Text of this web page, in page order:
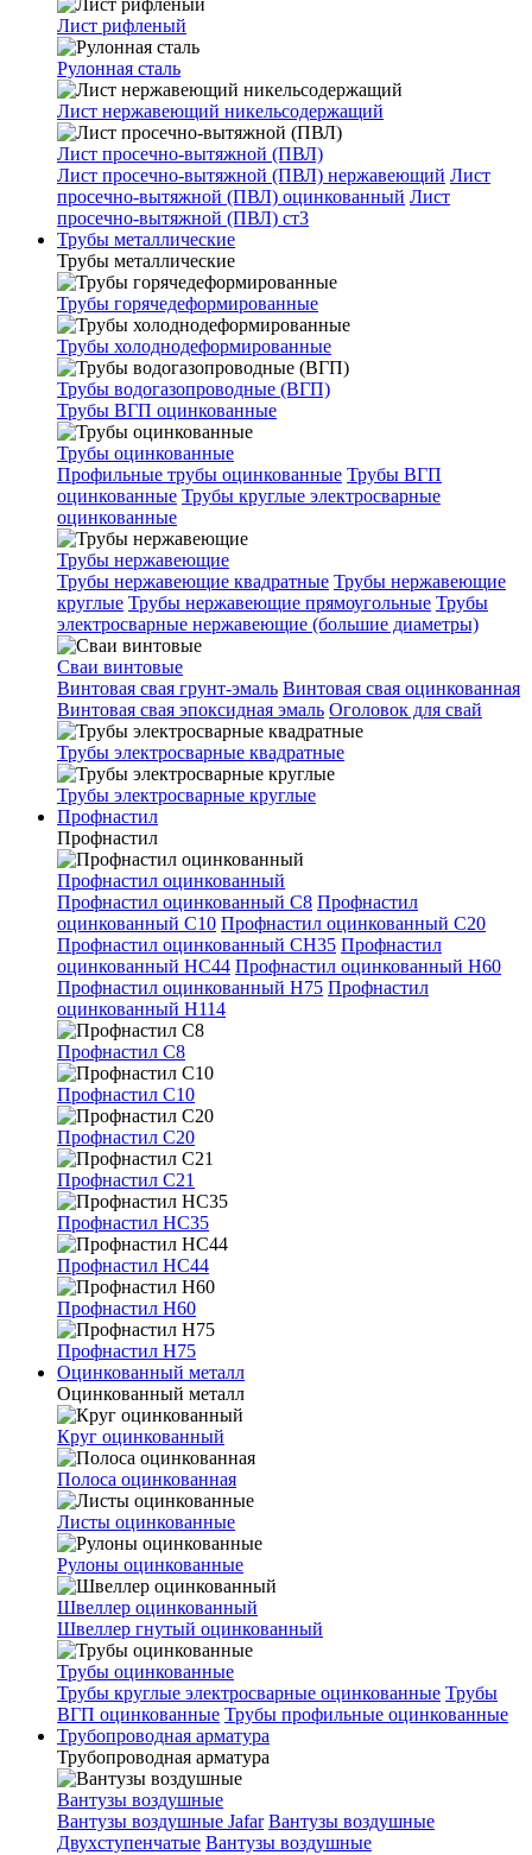
Лист рифленый
Рулонная сталь
Лист нержавеющий никельсодержащий
Лист просечно-вытяжной (ПВЛ)
Лист просечно-вытяжной (ПВЛ) нержавеющий Лист
просечно-вытяжной (ПВЛ) оцинкованный Лист
просечно-вытяжной (ПВЛ) ст3
Трубы металлические
Трубы металлические
Трубы горячедеформированные
Трубы холоднодеформированные
Трубы водогазопроводные (ВГП)
Трубы ВГП оцинкованные
Трубы оцинкованные
Профильные трубы оцинкованные Трубы ВГП
оцинкованные Трубы круглые электросварные
оцинкованные
Трубы нержавеющие
Трубы нержавеющие квадратные Трубы нержавеющие
круглые Трубы нержавеющие прямоугольные Трубы
электросварные нержавеющие (большие диаметры)
Сваи винтовые
Винтовая свая грунт-эмаль Винтовая свая оцинкованная
Винтовая свая эпоксидная эмаль Оголовок для свай
Трубы электросварные квадратные
Трубы электросварные круглые
Профнастил
Профнастил
Профнастил оцинкованный
Профнастил оцинкованный С8 Профнастил
оцинкованный С10 Профнастил оцинкованный С20
Профнастил оцинкованный СН35 Профнастил
оцинкованный НС44 Профнастил оцинкованный Н60
Профнастил оцинкованный Н75 Профнастил
оцинкованный Н114
Профнастил С8
Профнастил С10
Профнастил С20
Профнастил С21
Профнастил НС35
Профнастил НС44
Профнастил Н60
Профнастил Н75
Оцинкованный металл
Оцинкованный металл
Круг оцинкованный
Полоса оцинкованная
Листы оцинкованные
Рулоны оцинкованные
Швеллер оцинкованный
Швеллер гнутый оцинкованный
Трубы оцинкованные
Трубы круглые электросварные оцинкованные Трубы
ВГП оцинкованные Трубы профильные оцинкованные
Трубопроводная арматура
Трубопроводная арматура
Вантузы воздушные
Вантузы воздушные Jafar Вантузы воздушные
Двухступенчатые Вантузы воздушные